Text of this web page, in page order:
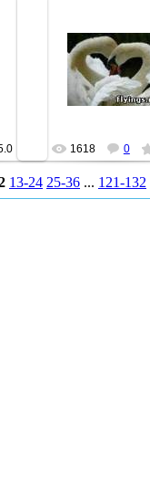
26.10.2010
farid47
1618 0
13-24 25-36 ... 121-132